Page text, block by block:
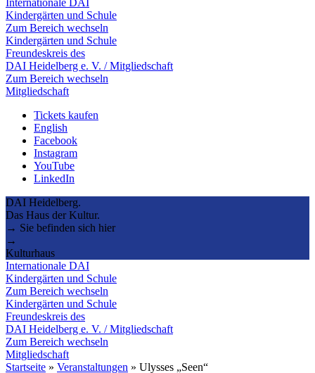
Kindergärten und Schule
Zum Bereich wechseln
Kindergärten und Schule
Freundeskreis des
DAI Heidelberg e. V. / Mitgliedschaft
Zum Bereich wechseln
Mitgliedschaft
Tickets kaufen
English
Facebook
Instagram
YouTube
LinkedIn
DAI Heidelberg.
Das Haus der Kultur.
→ Sie befinden sich hier
→
Kulturhaus
Internationale DAI
Kindergärten und Schule
Zum Bereich wechseln
Kindergärten und Schule
Freundeskreis des
DAI Heidelberg e. V. / Mitgliedschaft
Zum Bereich wechseln
Mitgliedschaft
Startseite » Veranstaltungen » Ulysses „Seen“